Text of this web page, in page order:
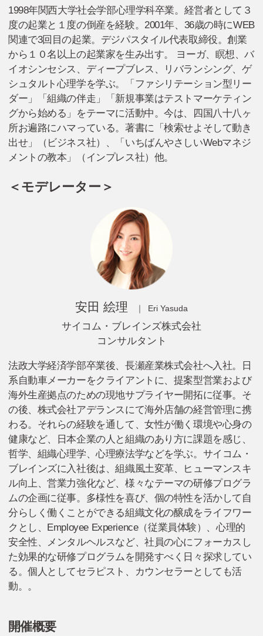
1998年関西大学社会学部心理学科卒業。経営者として３
度の起業と１度の倒産を経験。2001年、36歳の時にWEB
関連で3回目の起業。デジパスタイル代表取締役。創業
から１０名以上の起業家を生み出す。 ヨーガ、瞑想、バ
イオシンセシス、ディープブレス、リバランシング、ゲ
シュタルト心理学を学ぶ。「ファシリテーション型リー
ダー」「組織の伴走」「新規事業はテストマーケティン
グから始める」をテーマに活動中。今は、四国八十八ヶ
所お遍路にハマっている。著書に「検索せよそして動き
出せ」（ビジネス社）、「いちばんやさしいWebマネジ
メントの教本」（インプレス社）他。
＜モデレーター＞
安田 絵理 Eri Yasuda
サイコム・ブレインズ株式会社
コンサルタント
法政大学経済学部卒業後、長瀬産業株式会社へ入社。日
系自動車メーカーをクライアントに、提案型営業および
海外生産拠点のための現地サプライヤー開拓に従事。そ
の後、株式会社アデランスにて海外店舗の経営管理に携
わる。それらの経験を通して、女性が働く環境や心身の
健康など、日本企業の人と組織のあり方に課題を感じ、
哲学、組織心理学、心理療法学などを学ぶ。サイコム・
ブレインズに入社後は、組織風土変革、ヒューマンスキ
ル向上、営業力強化など、様々なテーマの研修プログラ
ムの企画に従事。多様性を喜び、個の特性を活かして自
分らしく働くことができる組織文化の醸成をライフワー
クとし、Employee Experience（従業員体験）、心理的
安全性、メンタルヘルスなど、社員の心にフォーカスし
た効果的な研修プログラムを開発すべく日々探求してい
る。個人としてセラピスト、カウンセラーとしても活
動。。
開催概要